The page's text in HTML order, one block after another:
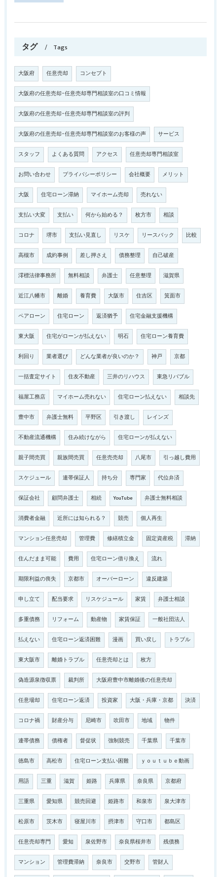
タグ Tags
大阪府 任意売却 コンセプト
大阪府の任意売却･任意売却専門相談室の口コミ情報
大阪府の任意売却･任意売却専門相談室の評判
大阪府の任意売却･任意売却専門相談室のお客様の声 サービス
スタッフ よくある質問 アクセス 任意売却専門相談室
お問い合わせ プライバシーポリシー 会社概要 メリット
大阪 住宅ローン滞納 マイホーム売却 売れない
支払い大変 支払い 何から始める？ 枚方市 相談
コロナ 堺市 支払い見直し リスケ リースバック 比較
高槻市 成約事例 差し押さえ 債務整理 自己破産
澪標法律事務所 無料相談 弁護士 任意整理 滋賀県
近江八幡市 離婚 養育費 大阪市 住吉区 箕面市
ペアローン 住宅ローン 返済猶予 住宅金融支援機構
東大阪 住宅がローンが払えない 明石 住宅ローン養育費
利回り 業者選び どんな業者が良いのか？ 神戸 京都
一括査定サイト 住友不動産 三井のリハウス 東急リバブル
福屋工務店 マイホーム売れない 住宅ローン払えない 相談先
豊中市 弁護士無料 平野区 引き渡し レインズ
不動産流通機構 住み続けながら 住宅ローンが払えない
親子間売買 親族間売買 任意売売却 八尾市 引っ越し費用
スケジュール 連帯保証人 持ち分 専門家 代位弁済
保証会社 顧問弁護士 相続 YouTube 弁護士無料相談
消費者金融 近所には知られる？ 競売 個人再生
マンション任意売却 管理費 修繕積立金 固定資産税 滞納
住んだまま可能 費用 住宅ローン借り換え 流れ
期限利益の喪失 京都市 オーバーローン 違反建築
申し立て 配当要求 リスケジュール 家賃 弁護士相談
多重債務 リフォーム 動産物 家賃保証 一般社団法人
払えない 住宅ローン返済困難 漫画 買い戻し トラブル
東大阪市 離婚トラブル 任意売却とは 枚方
偽造源泉徴収票 裁判所 大阪府豊中市離婚後の任意売却
任意場却 住宅ローン返済 投資家 大阪・兵庫・京都 決済
コロナ禍 財産分与 尼崎市 吹田市 地域 物件
連帯債務 債権者 督促状 強制競売 千葉県 千葉市
徳島市 高松市 住宅ローン支払い困難 ｙｏｕｔｕｂｅ動画
用語 三重 滋賀 姫路 兵庫県 奈良県 京都府
三重県 愛知県 競売回避 姫路市 和泉市 泉大津市
松原市 茨木市 寝屋川市 摂津市 守口市 都島区
任意売却専門 愛知 泉佐野市 奈良県桜井市 残債務
マンション 管理費滞納 奈良市 交野市 管財人